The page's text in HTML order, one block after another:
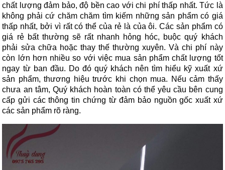
chất lượng đảm bảo, độ bền cao với chi phí thấp nhất. Tức là
không phải cứ chăm chăm tìm kiếm những sản phẩm có giá
thấp nhất, bởi vì rất có thể của rẻ là của ôi. Các sản phẩm có
giá rẻ bất thường sẽ rất nhanh hỏng hóc, buộc quý khách
phải sửa chữa hoặc thay thế thường xuyên. Và chi phí này
còn lớn hơn nhiều so với việc mua sản phẩm chất lượng tốt
ngay từ ban đầu. Do đó quý khách nên tìm hiểu kỹ xuất xứ
sản phẩm, thương hiệu trước khi chọn mua. Nếu cảm thấy
chưa an tâm, Quý khách hoàn toàn có thể yêu cầu bên cung
cấp gửi các thông tin chứng từ đảm bảo nguồn gốc xuất xứ
các sản phẩm rõ ràng.